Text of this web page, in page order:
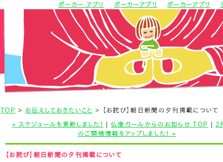
ポーカー アプリ ポーカーアプリ ポーカーアプリ
TOP > お伝えしておきたいこと > 【お詫び】朝日新聞の夕刊掲載について
« スケジュールを更新しました！
|仏像ガールからのお知らせ TOP
2
のご開帳情報をアップしました！ »
【お詫び】朝日新聞の夕刊掲載について